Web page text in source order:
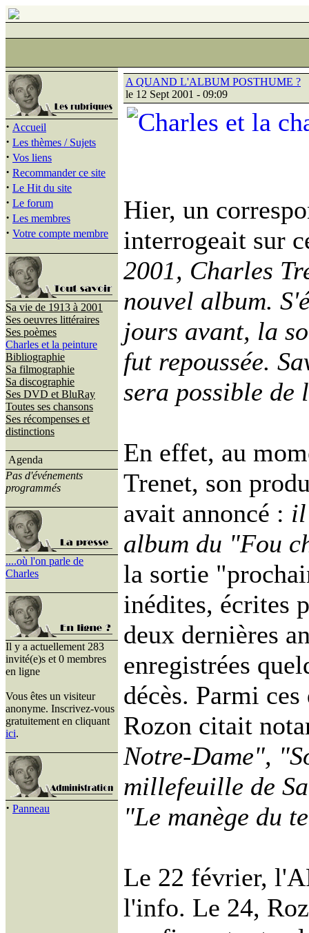
· Accueil
· Les thèmes / Sujets
· Vos liens
· Recommander ce site
· Le Hit du site
· Le forum
· Les membres
· Votre compte membre
Sa vie de 1913 à 2001
Ses oeuvres littéraires
Ses poèmes
Charles et la peinture
Bibliographie
Sa filmographie
Sa discographie
Ses DVD et BluRay
Toutes ses chansons
Ses récompenses et
distinctions
Agenda
Pas d'événements
programmés
....où l'on parle de
Charles
Il y a actuellement 283
invité(e)s et 0 membres
en ligne
Vous êtes un visiteur
anonyme. Inscrivez-vous
gratuitement en cliquant
ici.
· Panneau
A QUAND L'ALBUM POSTHUME ?
le 12 Sept 2001 - 09:09
Hier, un
interrogeait sur
2001, Charles
nouvel album.
jours avant, la
fut repoussée.
sera possible
En effet, au
Trenet, son
avait annoncé : il
album du "Fou
la sortie
inédites, écrites
deux dernières
enregistrées
décès. Parmi
Rozon citait
Notre-Dame",
millefeuille de
"Le manège du
Le 22 février,
l'info. Le 24,